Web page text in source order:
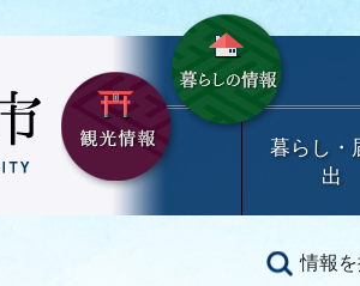
暮らし・
出
情報